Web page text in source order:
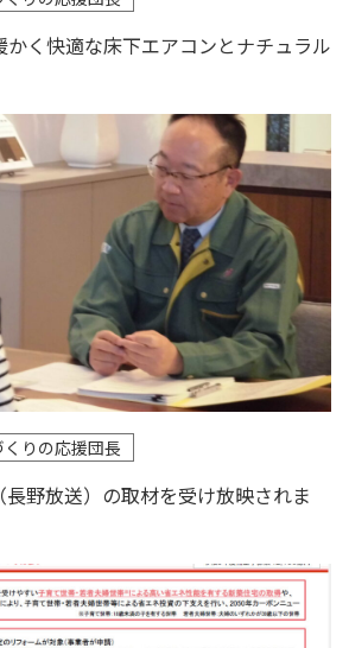
かく快適な床下エアコンとナチュラル
くりの応援団長
長野放送）の取材を受け放映されま